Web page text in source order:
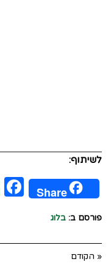
לשיתוף:
Share
פורסם ב: בלוג
« הקודם